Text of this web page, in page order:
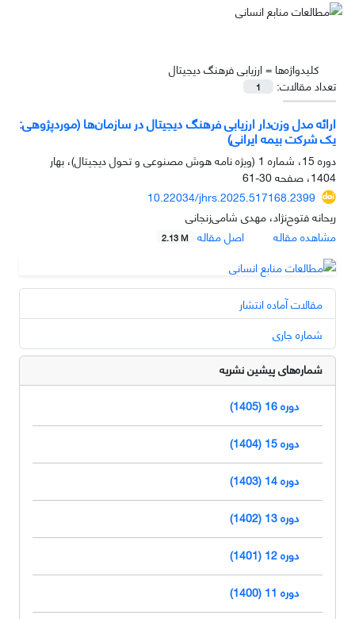
کلیدواژه‌ها =ارزیابی فرهنگ دیجیتال
تعداد مقالات:
1
ارائه مدل وزن‌دار ارزیابی فرهنگ دیجیتال در سازمان‌ها (موردپژوهی:
یک شرکت بیمه ایرانی)
دوره 15، شماره 1 (ویژه نامه هوش مصنوعی و تحول دیجیتال)، بهار
1404، صفحه
30-61
10.22034/jhrs.2025.517168.2399
ریحانه فتوح‌نژاد، مهدی شامی‌زنجانی
مشاهده مقاله
اصل مقاله 2.13 M
مقالات آماده انتشار
شماره جاری
شماره‌های پیشین نشریه
دوره 16 (1405)
دوره 15 (1404)
دوره 14 (1403)
دوره 13 (1402)
دوره 12 (1401)
دوره 11 (1400)